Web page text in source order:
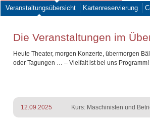
Veranstaltungsübersicht Kartenreservierung
Die Veranstaltungen im
Heute Theater, morgen Konzerte, übermorgen
oder Tagungen … – Vielfalt ist bei uns Programm!
12.09.2025 Kurs: Maschinisten und